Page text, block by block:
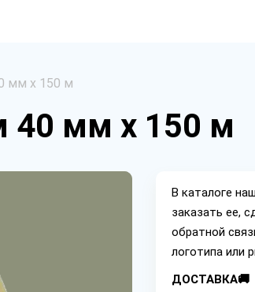
мм х 150 м
40 мм х 150 м
В каталоге
заказать ее,
обратной
логотипа или
ДОСТАВКА🚚